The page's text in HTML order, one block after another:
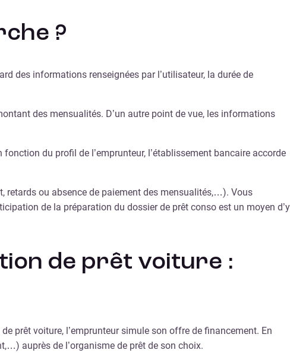
?
des informations renseignées par l’utilisateur, la durée de
des mensualités. D’un autre point de vue, les informations
du profil de l’emprunteur, l’établissement bancaire accorde
retards ou absence de paiement des mensualités,…). Vous
de la préparation du dossier de prêt conso est un moyen d’y
de prêt voiture :
prêt voiture, l’emprunteur simule son offre de financement. En
auprès de l’organisme de prêt de son choix.